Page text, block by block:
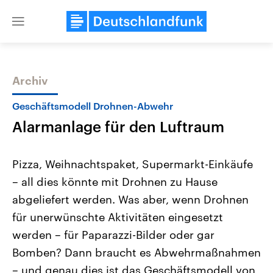
Close
Themen
Landtagswahl Sachsen-Anhalt
2026
Alle Informationen
Sachsen-Anhalt wählt am 6.
September 2026 einen neuen
Bundesland von einer Koalition aus
USA
Aktuelle Beiträge,
Hintergründe
Wirtschaftlich und
gehören die Vereinigten
mit großem Einfluss auf
Archiv
Geschäftsmodell Drohnen-Abwehr
Alarmanlage für den Luftraum
Pizza, Weihnachtspaket, Supermarkt-Einkäufe
– all dies könnte mit Drohnen zu Hause
abgeliefert werden. Was aber, wenn Drohnen
für unerwünschte Aktivitäten eingesetzt
werden – für Paparazzi-Bilder oder gar
Bomben? Dann braucht es Abwehrmaßnahmen
– und genau dies ist das Geschäftsmodell von